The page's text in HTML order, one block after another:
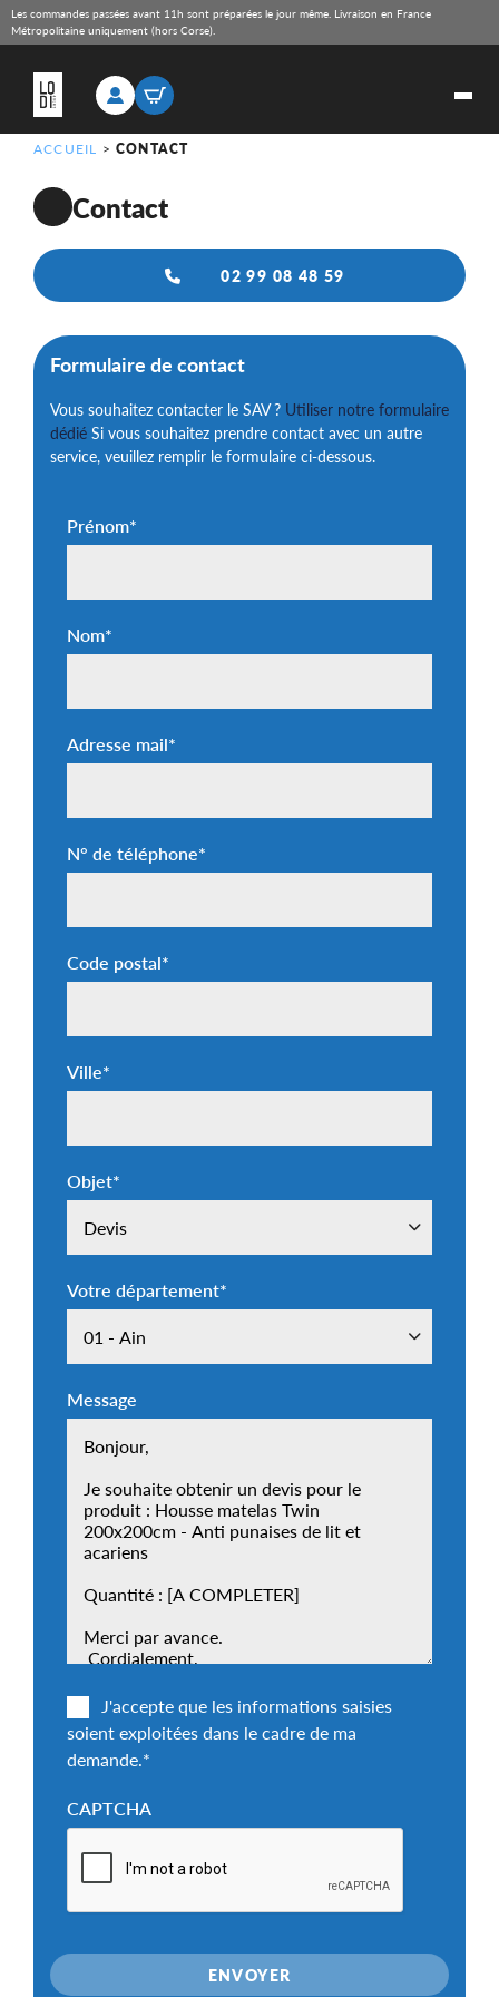
Les commandes passées avant 11h sont préparées le jour même. Livraison en France
Métropolitaine uniquement (hors Corse).
ACCUEIL >CONTACT
Contact
02 99 08 48 59
Formulaire de contact
Vous souhaitez contacter le SAV ? Utiliser notre formulaire
dédié Si vous souhaitez prendre contact avec un autre
service, veuillez remplir le formulaire ci-dessous.
Prénom*
Nom*
Adresse mail*
N° de téléphone*
Code postal*
Ville*
Objet*
Votre département*
Message
J'accepte que les informations saisies
soient exploitées dans le cadre de ma
demande.*
CAPTCHA
ENVOYER